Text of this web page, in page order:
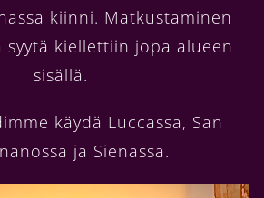
kiinni. Matkustaminen
syytä kiellettiin jopa alueen
sisällä.
käydä Luccassa, San
ja Sienassa.